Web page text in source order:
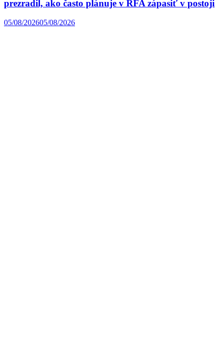
prezradil, ako často plánuje v RFA zápasiť v postoji
05/08/202605/08/2026